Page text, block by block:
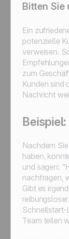
Bitten Sie
Ein
potenzielle
verweisen.
zum
Kunden sind
Nachricht
Beispiel:
Nachdem
haben,
und sagen:
nachfragen,
Gibt es
Schnellstart-
Team teilen